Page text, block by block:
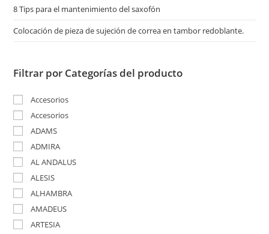
8 Tips para el mantenimiento del saxofón
Colocación de pieza de sujeción de correa en tambor redoblante.
Filtrar por Categorías del producto
Accesorios
Accesorios
ADAMS
ADMIRA
AL ANDALUS
ALESIS
ALHAMBRA
AMADEUS
ARTESIA